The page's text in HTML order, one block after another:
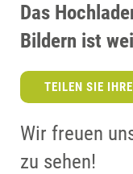
Das
Bildern ist
TEILEN SIE
Wir freuen
zu sehen!